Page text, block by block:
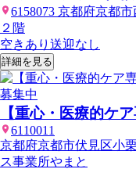
6158073 京都府京都
２階
空きあり 送迎なし
詳細を見る
募集中
【重心・医療的ケ
6110011
京都府京都市伏見区小
ス事業所やまと